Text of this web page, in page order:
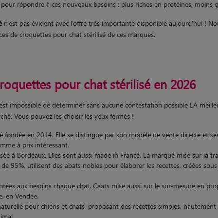
répondre à ces nouveaux besoins : plus riches en protéines, moins
n'est pas évident avec l’offre très importante disponible aujourd’hui !
de croquettes pour chat stérilisé de ces marques.
pour chat stérilisé en 2026
impossible de déterminer sans aucune contestation possible LA
Vous pouvez les choisir les yeux fermés !
fondée en 2014. Elle se distingue par son modèle de vente directe et
à prix intéressant.
à Bordeaux. Elles sont aussi made in France. La marque mise sur la
95%, utilisent des abats nobles pour élaborer les recettes, créées
aux besoins chaque chat. Caats mise aussi sur le sur-mesure en
en Vendée.
pour chiens et chats, proposant des recettes simples,